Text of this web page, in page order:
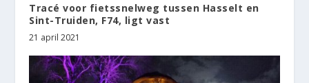
Tracé voor fietssnelweg tussen Hasselt en
Sint-Truiden, F74, ligt vast
21 april 2021